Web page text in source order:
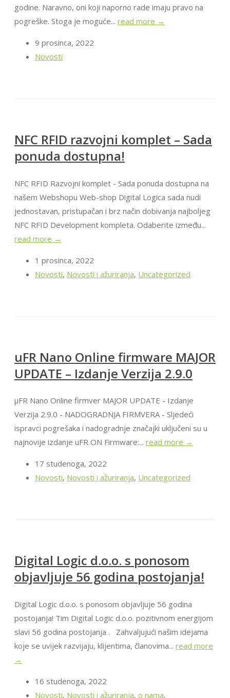
godine. Naravno, oni koji naporno rade imaju pravo na
pogreške. Stoga je moguće... read more →
9 prosinca, 2022
Novosti
NFC RFID razvojni komplet – Sada
ponuda dostupna!
NFC RFID Razvojni komplet - Sada ponuda dostupna na
našem Webshopu Web-shop Digital Logica sada nudi
jednostavan, pristupačan i brz način dobivanja najboljeg
NFC RFID Development kompleta. Odaberite između...
read more →
1 prosinca, 2022
Novosti, Novosti i ažuriranja, Uncategorized
uFR Nano Online firmware MAJOR
UPDATE – Izdanje Verzija 2.9.0
μFR Nano Online firmver MAJOR UPDATE - Izdanje
Verzija 2.9.0 - NADOGRADNJA FIRMVERA - Sljedeći
ispravci pogrešaka i nadogradnje značajki uključeni su u
najnovije izdanje uFR ON Firmware:... read more →
17 studenoga, 2022
Novosti, Novosti i ažuriranja, Uncategorized
Digital Logic d.o.o. s ponosom
objavljuje 56 godina postojanja!
Digital Logic d.o.o. s ponosom objavljuje 56 godina
postojanja! Tim Digital Logic d.o.o. pozitivnom energijom
slavi 56 godina postojanja . Zahvaljujući našim idejama
koje se uvijek razvijaju, klijentima, članovima... read more
→
16 studenoga, 2022
Novosti, Novosti i ažuriranja, o nama,